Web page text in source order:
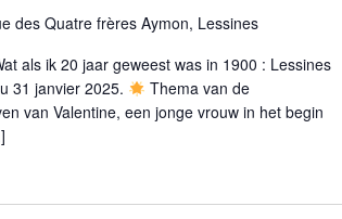
des Quatre frères Aymon, Lessines
als ik 20 jaar geweest was in 1900 : Lessines
31 janvier 2025.
Thema van de
van Valentine, een jonge vrouw in het begin